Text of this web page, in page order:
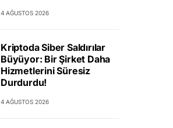
4 AĞUSTOS 2026
Kriptoda Siber Saldırılar
Büyüyor: Bir Şirket Daha
Hizmetlerini Süresiz
Durdurdu!
4 AĞUSTOS 2026